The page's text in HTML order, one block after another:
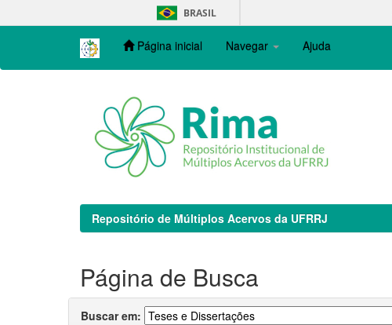
navigation
BRASIL
Página inicial Navegar Ajuda
Repositório de Múltiplos Acervos da UFRRJ
Página de Busca
Buscar em: